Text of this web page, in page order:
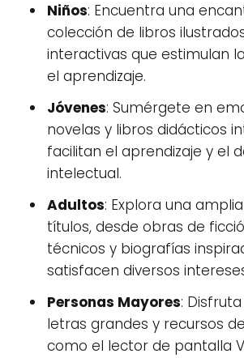
Niños: Encuentra una
colección de libros
interactivas que estimulan
el aprendizaje.
Jóvenes: Sumérgete en
novelas y libros didácticos
facilitan el aprendizaje y el
intelectual.
Adultos: Explora una
títulos, desde obras de
técnicos y biografías
satisfacen diversos
Personas Mayores:
letras grandes y recursos
como el lector de pantalla